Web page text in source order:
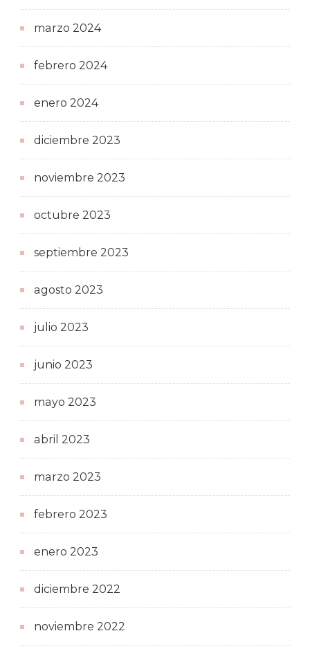
marzo 2024
febrero 2024
enero 2024
diciembre 2023
noviembre 2023
octubre 2023
septiembre 2023
agosto 2023
julio 2023
junio 2023
mayo 2023
abril 2023
marzo 2023
febrero 2023
enero 2023
diciembre 2022
noviembre 2022